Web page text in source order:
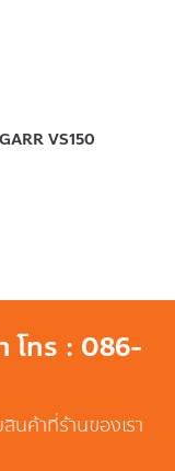
VS150
โทร : 086-
นค้าที่ร้านของเรา